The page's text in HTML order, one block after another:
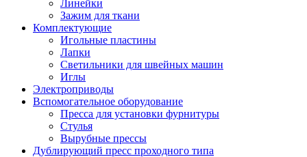
Линейки
Зажим для ткани
Комплектующие
Игольные пластины
Лапки
Светильники для швейных машин
Иглы
Электроприводы
Вспомогательное оборудование
Пресса для установки фурнитуры
Стулья
Вырубные прессы
Дублирующий пресс проходного типа